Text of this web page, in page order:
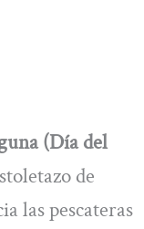
(Día del
de
las pescateras